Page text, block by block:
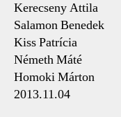
Kerecseny Attila
Salamon Benedek
Kiss Patrícia
Németh Máté
Homoki Márton
2013.11.04